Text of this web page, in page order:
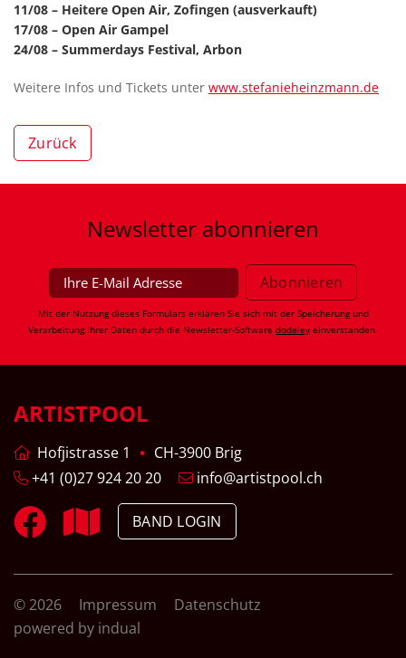
11/08 – Heitere Open Air, Zofingen (ausverkauft)
17/08 – Open Air Gampel
24/08 – Summerdays Festival, Arbon
Weitere Infos und Tickets unter www.stefanieheinzmann.de
Zurück
Newsletter abonnieren
Mit der Nutzung dieses Formulars erklären Sie sich mit der Speicherung und
Verarbeitung Ihrer Daten durch die Newsletter-Software dodeley einverstanden.
ARTISTPOOL
Hofjistrasse 1
CH-3900 Brig
+41 (0)27 924 20 20
info@artistpool.ch
BAND LOGIN
© 2026 Impressum
Datenschutz
powered by indual